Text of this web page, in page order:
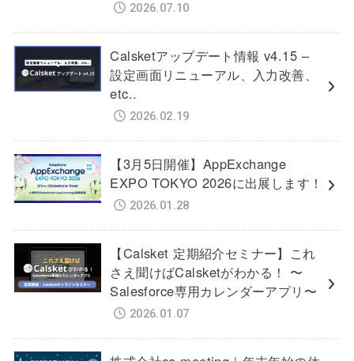
2026.07.10
Calsketアップデート情報 v4.15 –
設定画面リニューアル、入力改善、
etc..
2026.02.19
【3月5日開催】AppExchange
EXPO TOKYO 2026に出展します！
2026.01.28
【Calsket 定期紹介セミナー】これ
さえ聞けばCalsketがわかる！ 〜
Salesforce専用カレンダーアプリ〜
2026.01.07